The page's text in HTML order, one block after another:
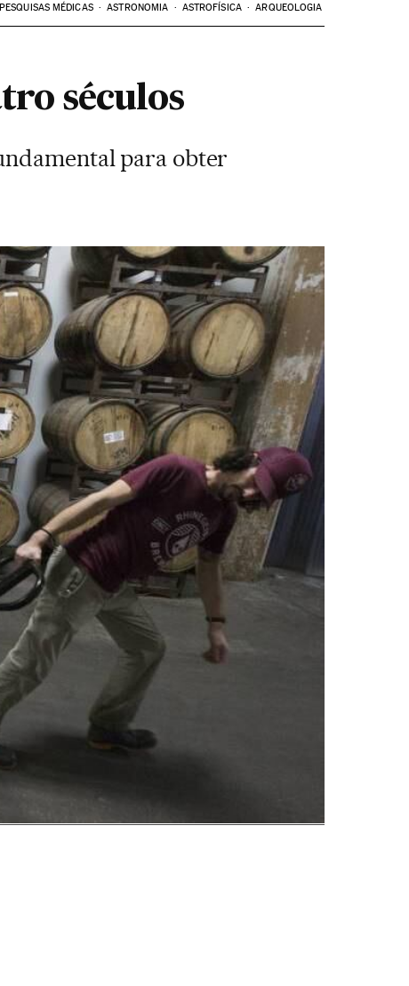
PESQUISAS MÉDICAS ASTRONOMIA ASTROFÍSICA ARQUEOLOGIA
séculos
para obter